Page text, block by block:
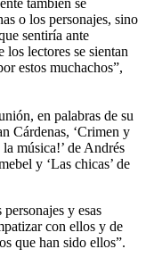
también se
o los personajes, sino
sentiría ante
los lectores se sientan
estos muchachos”,
en palabras de su
Cárdenas, ‘Crimen y
música!’ de Andrés
y ‘Las chicas’ de
y esas
con ellos y de
que han sido ellos”.